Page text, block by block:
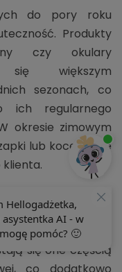
do pory roku
Produkty
czy okulary
się większym
sezonach, co
ich regularnego
okresie zimowym
lub koce, które
wykorzystać w
jak tanie gadżety
czy w trakcie
się one częścią